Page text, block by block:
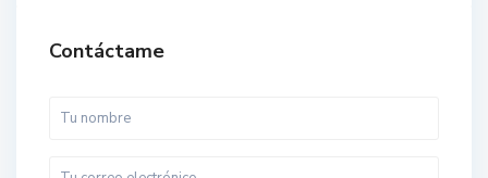
Contáctame